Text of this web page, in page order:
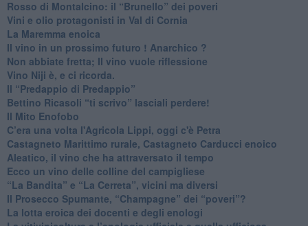
​Rosso di Montalcino: il “Brunello” dei poveri
Vini e olio protagonisti in Val di Cornia
​La Maremma enoica
Il vino in un prossimo futuro ! Anarchico ?
​Non abbiate fretta; Il vino vuole riflessione
​Vino Niji è, e ci ricorda.
Il “Predappio di Predappio”
Bettino Ricasoli “ti scrivo” lasciali perdere!
Il Mito Enofobo
​C’era una volta l'Agricola Lippi, oggi c'è Petra
​Castagneto Marittimo rurale, Castagneto Carducci enoico
Aleatico, il vino che ha attraversato il tempo
Ecco un vino delle colline del campigliese
“La Bandita” e “La Cerreta”, vicini ma diversi
​Il Prosecco Spumante, “Champagne” dei “poveri”?
​La lotta eroica dei docenti e degli enologi